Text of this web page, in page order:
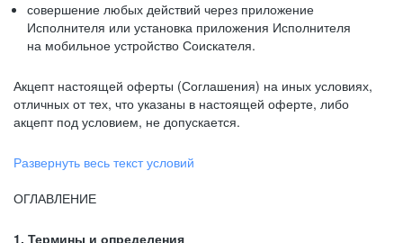
совершение любых действий через приложение
Исполнителя или установка приложения Исполнителя
на мобильное устройство Соискателя.
Акцепт настоящей оферты (Соглашения) на иных условиях,
отличных от тех, что указаны в настоящей оферте, либо
акцепт под условием, не допускается.
Развернуть весь текст условий
ОГЛАВЛЕНИЕ
1. Термины и определения